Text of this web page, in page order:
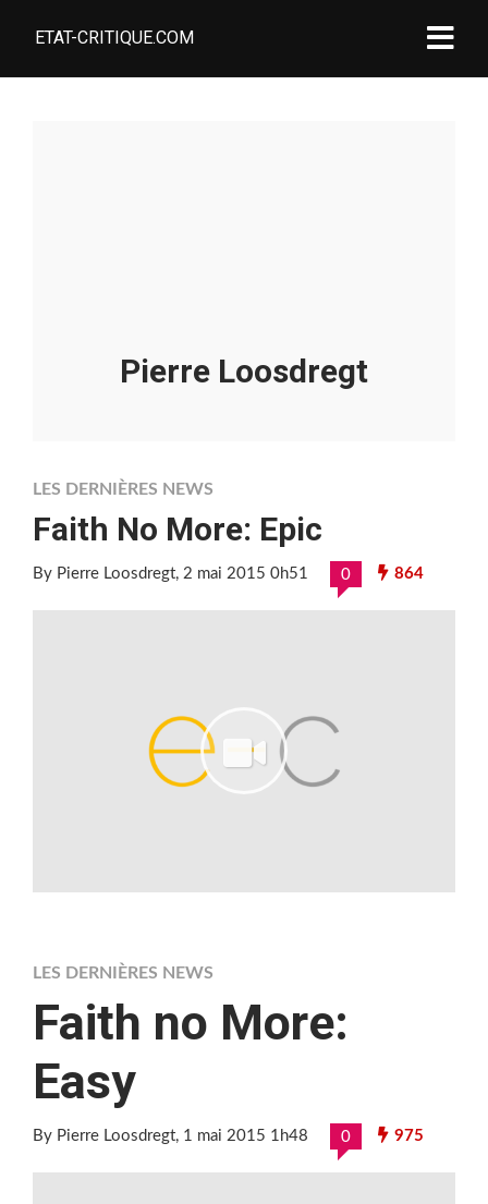
ETAT-CRITIQUE.COM
Pierre Loosdregt
LES DERNIÈRES NEWS
Faith No More: Epic
By Pierre Loosdregt, 2 mai 2015 0h51 0 864
LES DERNIÈRES NEWS
Faith no More:
Easy
By Pierre Loosdregt, 1 mai 2015 1h48 0 975